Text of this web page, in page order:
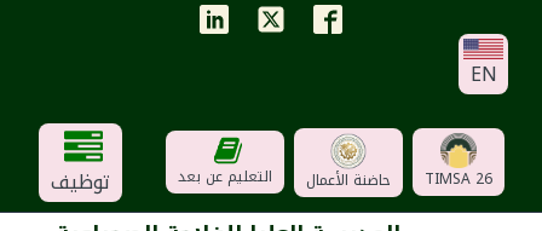
EN
TIMSA 26 حاضنة الأعمال التعليم عن بعد توظيف